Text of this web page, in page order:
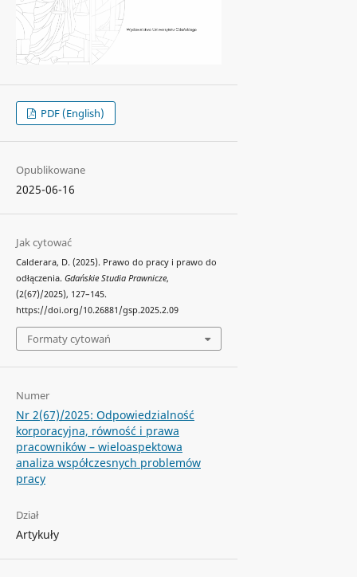
PDF (English)
Opublikowane
2025-06-16
Jak cytować
Calderara, D. (2025). Prawo do pracy i prawo do
odłączenia. Gdańskie Studia Prawnicze,
(2(67)/2025), 127–145.
https://doi.org/10.26881/gsp.2025.2.09
Formaty cytowań
Numer
Nr 2(67)/2025: Odpowiedzialność
korporacyjna, równość i prawa
pracowników – wieloaspektowa
analiza współczesnych problemów
pracy
Dział
Artykuły